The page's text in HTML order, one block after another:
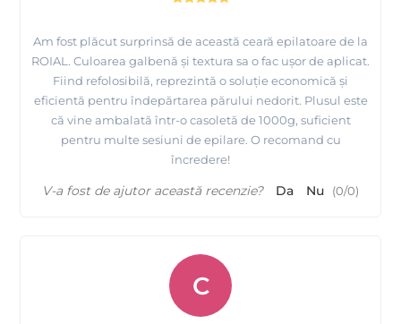
Am fost plăcut surprinsă de această ceară epilatoare de la
ROIAL. Culoarea galbenă și textura sa o fac ușor de aplicat.
Fiind refolosibilă, reprezintă o soluție economică și
eficientă pentru îndepărtarea părului nedorit. Plusul este
că vine ambalată într-o casoletă de 1000g, suficient
pentru multe sesiuni de epilare. O recomand cu
încredere!
V-a fost de ajutor această recenzie? Da Nu (0/0)
C